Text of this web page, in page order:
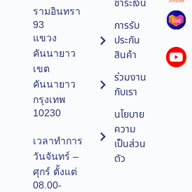
รามอินทรา
93
แขวง
คันนายาว
เขต
คันนายาว
กรุงเทพ
10230
เวลาทำการ
วันจันทร์ –
ศุกร์ ตั้งแต่
08.00-
ชำระเงิน
การรับ
ประกัน
สินค้า
ร่วมงาน
กับเรา
นโยบาย
ความ
เป็นส่วน
ตัว